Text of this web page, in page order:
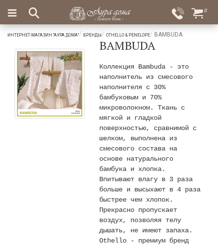
Вход
Избранное
×
Подарки
Ароматы
для
дома
Бар
0
ИНТЕРНЕТ-МАГАЗИН "АУРА ДОМА" БРЕНДЫ OTHELLO & PENELOPE BAMBUDA
BAMBUDA
Коллекция Bambuda - это
наполнитель из смесового
наполнителя с 30%
бамбуковым и 70%
микроволокном. Ткань с
мягкой и гладкой
поверхностью, сравнимой с
шелком, выполнена из
смесового состава на
основе натурального
бамбука и хлопка.
Впитывают влагу в 3 раза
больше и высыхают в 4 раза
быстрее чем хлопок.
Прекрасно пропускает
воздух, позволяя телу
дышать, не имеют запаха.
Othello - премиум бренд